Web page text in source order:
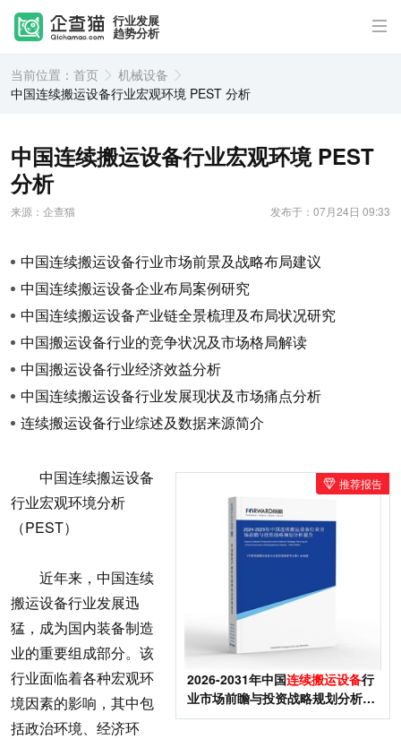
行业发展
趋势分析
当前位置： 首页
机械设备
中国连续搬运设备行业宏观环境 PEST 分析
中国连续搬运设备行业宏观环境 PEST
分析
来源：企查猫 发布于：07月24日 09:33
中国连续搬运设备行业市场前景及战略布局建议
中国连续搬运设备企业布局案例研究
中国连续搬运设备产业链全景梳理及布局状况研究
中国搬运设备行业的竞争状况及市场格局解读
中国搬运设备行业经济效益分析
中国连续搬运设备行业发展现状及市场痛点分析
连续搬运设备行业综述及数据来源简介
推荐报告
2026-2031年中国连续搬运设备行
业市场前瞻与投资战略规划分析报
告
中国连续搬运设备
行业宏观环境分析
（PEST）
近年来，中国连续
搬运设备行业发展迅
猛，成为国内装备制造
业的重要组成部分。该
行业面临着各种宏观环
境因素的影响，其中包
括政治环境、经济环